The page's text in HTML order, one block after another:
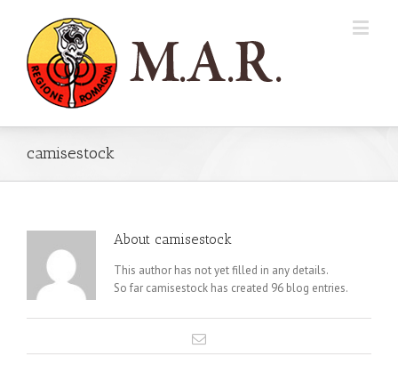
camisestock
About camisestock
This author has not yet filled in any details.
So far camisestock has created 96 blog entries.